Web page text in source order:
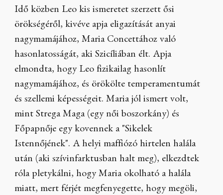
Idő közben Leo kis ismeretet szerzett ősi
örökségéről, kivéve apja eligazítását anyai
nagymamájához, Maria Concettához való
hasonlatosságát, aki Szicíliában élt. Apja
elmondta, hogy Leo fizikailag hasonlít
nagymamájához, és örökölte temperamentumát
és szellemi képességeit. Maria jól ismert volt,
mint Strega Maga (egy női boszorkány) és
Főpapnője egy kovennek a "Sikelek
Istennőjének". A helyi maffiózó hirtelen halála
után (aki szívinfarktusban halt meg), elkezdtek
róla pletykálni, hogy Maria okolható a halála
miatt, mert férjét megfenyegette, hogy megöli,